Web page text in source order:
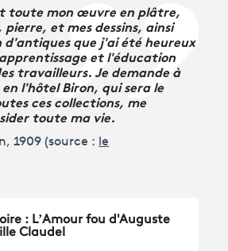
toute mon œuvre en plâtre,
et mes dessins, ainsi
d'antiques que j'ai été heureux
et l'éducation
travailleurs. Je demande à
l'hôtel Biron, qui sera le
ces collections, me
toute ma vie.
1909 (source : le
: L’Amour fou d'Auguste
Claudel